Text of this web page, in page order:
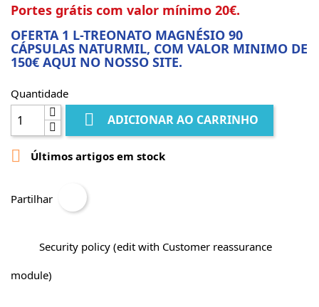
Portes grátis com valor mínimo 20€.
OFERTA 1 L-TREONATO MAGNÉSIO 90
CÁPSULAS NATURMIL, COM VALOR MINIMO DE
150€ AQUI NO NOSSO SITE.
Quantidade
 ADICIONAR AO CARRINHO
 Últimos artigos em stock
Partilhar
Security policy (edit with Customer reassurance
module)